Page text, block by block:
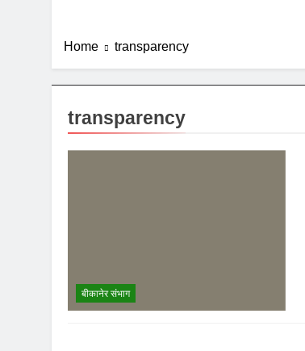
Home transparency
transparency
बीकानेर संभाग